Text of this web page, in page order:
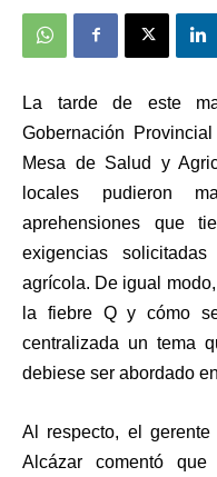
La tarde de este
Gobernación
Mesa de Salud y
locales pudieron
aprehensiones que
exigencias
agrícola. De igual
la fiebre Q y cómo
centralizada un tema
debiese ser abordado
Al respecto, el
Alcázar comentó